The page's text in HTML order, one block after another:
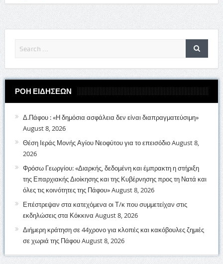
ΡΟΗ ΕΙΔΗΣΕΩΝ
Δ.Πάφου : «Η δημόσια ασφάλεια δεν είναι διαπραγματεύσιμη»
August 8, 2026
Θέση Ιεράς Μονής Αγίου Νεοφύτου για το επεισόδιοAugust 8,
2026
Φρόσω Γεωργίου: «Διαρκής, δεδομένη και έμπρακτη η στήριξη
της Επαρχιακής Διοίκησης και της Κυβέρνησης προς τη Νατά και
όλες τις κοινότητες της Πάφου»August 8, 2026
Επέστρεψαν στα κατεχόμενα οι Τ/κ που συμμετείχαν στις
εκδηλώσεις στα Κόκκινα August 8, 2026
Διήμερη κράτηση σε 44χρονο για κλοπές και κακόβουλες ζημιές
σε χωριά της ΠάφουAugust 8, 2026